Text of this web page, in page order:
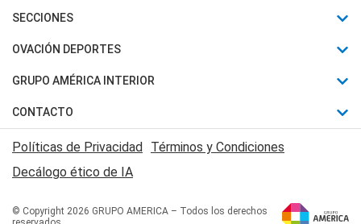
Últimas Noticias
Política
Judiciales
Economia
SECCIONES
Horóscopo
Motores
Trucos caseros
Series y Películas
Edictos y Solicitadas
OVACIÓN DEPORTES
Fútbol
Mundial
Automovilismo
Rugby
Básquet
GRUPO AMÉRICA INTERIOR
Canal 7 en Vivo
San Juan 8
CONTACTO
Acerca de Nosotros
Contactanos
Políticas de Privacidad Términos y Condiciones
Decálogo ético de IA
© Copyright 2026 GRUPO AMERICA – Todos los derechos